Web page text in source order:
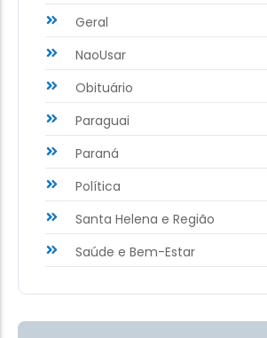
Geral
NaoUsar
Obituário
Paraguai
Paraná
Política
Santa Helena e Região
Saúde e Bem-Estar